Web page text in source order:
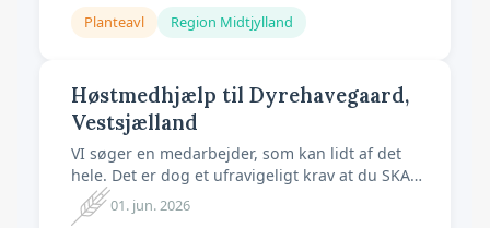
Planteavl Region Midtjylland
Høstmedhjælp til Dyrehavegaard,
Vestsjælland
VI søger en medarbejder, som kan lidt af det
hele. Det er dog et ufravigeligt krav at du SKAL
have kendskab til kørsel med traktor, og
almindelig vedligeholdese af maskiner. Vi
01. jun. 2026